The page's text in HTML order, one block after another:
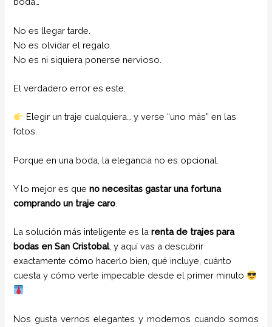
No es llegar tarde.
No es olvidar el regalo.
No es ni siquiera ponerse nervioso.
El verdadero error es este:
Elegir un traje cualquiera… y verse “uno más” en las
fotos.
Porque en una boda, la elegancia no es opcional.
Y lo mejor es queno necesitas gastar una fortuna
comprando un traje caro
La solución más inteligente es larenta de trajes para
bodas en San Cristobal, y aquí vas a descubrir
exactamente cómo hacerlo bien, qué incluye, cuánto
cuesta y cómo verte impecable desde el primer minuto
Nos gusta vernos elegantes y modernos cuando somos